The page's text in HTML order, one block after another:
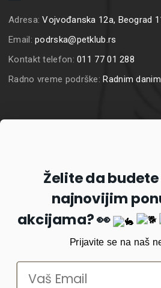
Adresa:Vojvođanska 12a, Beograd
Email:podrska@petklub.rs
Kontakt telefon:011 77 01 288
Radno vreme podrške:Radnim
Prijavi se
Želite da
najnovijim
akcijama? 👀
Prijavite se na naš